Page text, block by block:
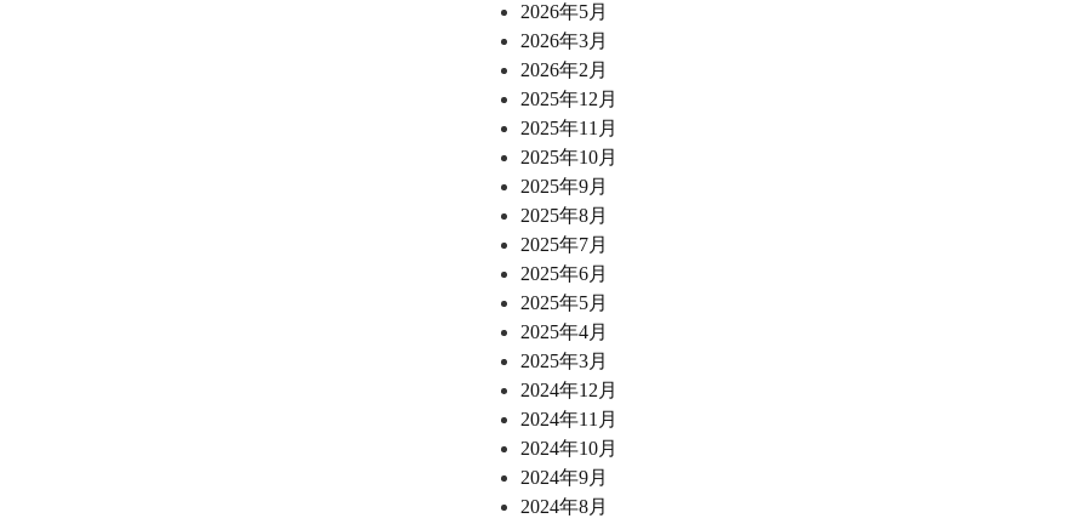
2026年5月
2026年3月
2026年2月
2025年12月
2025年11月
2025年10月
2025年9月
2025年8月
2025年7月
2025年6月
2025年5月
2025年4月
2025年3月
2024年12月
2024年11月
2024年10月
2024年9月
2024年8月